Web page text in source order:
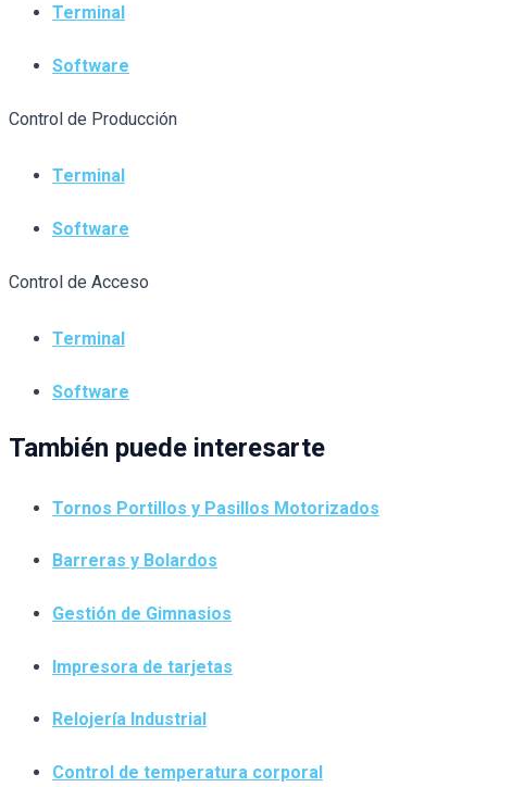
Terminal
Software
Control de Producción
Terminal
Software
Control de Acceso
Terminal
Software
También puede interesarte
Tornos Portillos y Pasillos Motorizados
Barreras y Bolardos
Gestión de Gimnasios
Impresora de tarjetas
Relojería Industrial
Control de temperatura corporal